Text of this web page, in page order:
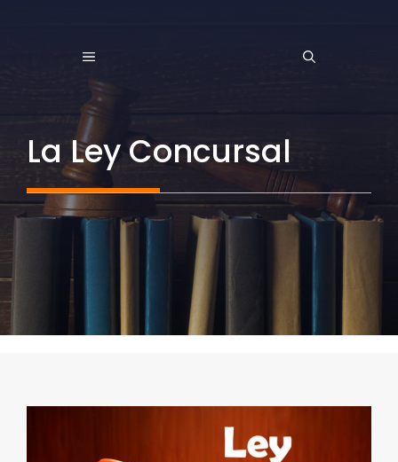
MENÚ
La Ley Concursal